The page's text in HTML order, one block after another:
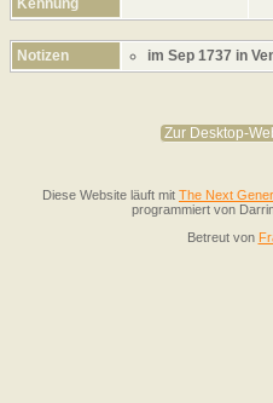
Notizen im Sep 1737 in
Zur Desktop-
Diese Website läuft mit The Next
programmiert von
Betreut von